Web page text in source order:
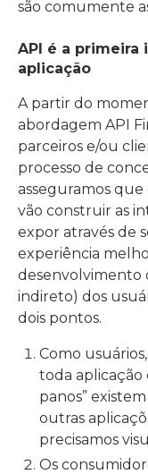
são comumente
API é a primeira
aplicação
A partir do
abordagem API
parceiros e/ou
processo de
asseguramos
vão construir as
expor através de
experiência
desenvolvimento
indireto) dos
dois pontos.
Como
toda aplicação
panos”
outras
precisamos
Os